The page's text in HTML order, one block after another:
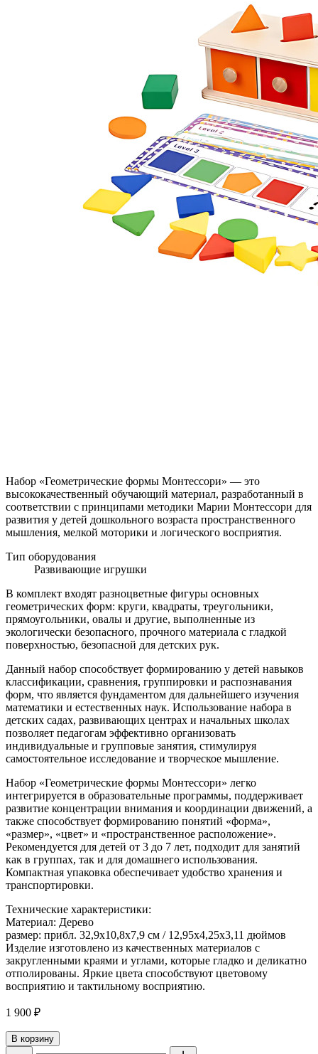
Набор «Геометрические формы Монтессори» — это
высококачественный обучающий материал, разработанный в
соответствии с принципами методики Марии Монтессори для
развития у детей дошкольного возраста пространственного
мышления, мелкой моторики и логического восприятия.
Тип оборудования
Развивающие игрушки
В комплект входят разноцветные фигуры основных
геометрических форм: круги, квадраты, треугольники,
прямоугольники, овалы и другие, выполненные из
экологически безопасного, прочного материала с гладкой
поверхностью, безопасной для детских рук.
Данный набор способствует формированию у детей навыков
классификации, сравнения, группировки и распознавания
форм, что является фундаментом для дальнейшего изучения
математики и естественных наук. Использование набора в
детских садах, развивающих центрах и начальных школах
позволяет педагогам эффективно организовать
индивидуальные и групповые занятия, стимулируя
самостоятельное исследование и творческое мышление.
Набор «Геометрические формы Монтессори» легко
интегрируется в образовательные программы, поддерживает
развитие концентрации внимания и координации движений, а
также способствует формированию понятий «форма»,
«размер», «цвет» и «пространственное расположение».
Рекомендуется для детей от 3 до 7 лет, подходит для занятий
как в группах, так и для домашнего использования.
Компактная упаковка обеспечивает удобство хранения и
транспортировки.
Технические характеристики:
Материал: Дерево
размер: прибл. 32,9x10,8x7,9 см / 12,95x4,25x3,11 дюймов
Изделие изготовлено из качественных материалов с
закругленными краями и углами, которые гладко и деликатно
отполированы. Яркие цвета способствуют цветовому
восприятию и тактильному восприятию.
1 900 ₽
В корзину